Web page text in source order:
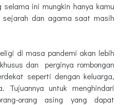
ini mungkin hanya kamu
sejarah dan agama saat masih
di masa pandemi akan lebih
dan perginya rombongan
seperti dengan keluarga,
Tujuannya untuk menghindari
orang asing yang dapat